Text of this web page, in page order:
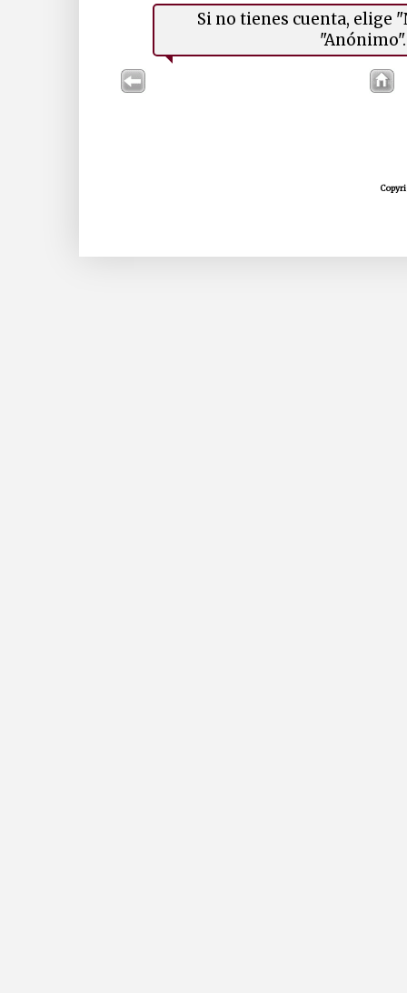
Si no tienes cuenta, elige
"Anónimo".